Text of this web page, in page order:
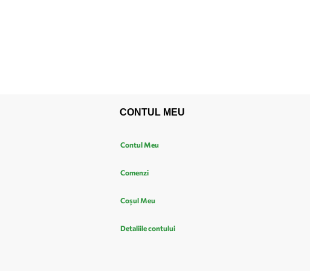
CONTUL MEU
Contul Meu
Comenzi
Coșul Meu
Detaliile contului